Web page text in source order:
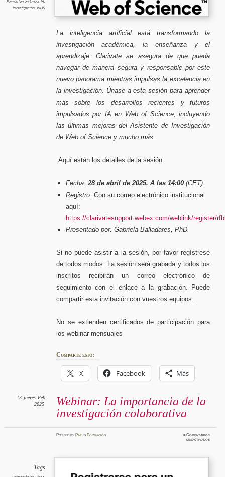
Formación en Línea, IA,
Investigación, WOS
La inteligencia artificial está transformando la
investigación académica, la enseñanza y el
aprendizaje. Clarivate se asegura de que pueda
navegar de manera segura y responsable por este
nuevo panorama mientras impulsas la excelencia en
la investigación. Únase a esta sesión para aprender
más sobre los desarrollos recientes y futuros
impulsados por IA en Web of Science, incluyendo
las últimas mejoras del Asistente de Investigación
de Web of Science y mucho más.
Aquí están los detalles de la sesión:
Fecha: 28 de abril de 2025. A las 14:00 (CET)
Registro: Con su correo electrónico institucional
aquí:
https://clarivatesupport.webex.com/weblink/register/
Presentado por: Gabriela Balladares, PhD.
Si no puede asistir a la sesión, por favor regístrese
de todos modos. La sesión será grabada y todos los
inscritos recibirán un correo electrónico de
seguimiento con el enlace a la grabación. Puede
compartir esta invitación con vuestros equipos.
No se extienden certificados de participación para
los webinar mensuales
Comparte esto:
X Facebook Más
Webinar: La importancia de la
investigación colaborativa
13 jueves Feb
2025
Postedby Paz in Formación ≈Comentarios
desactivadosen
Tags